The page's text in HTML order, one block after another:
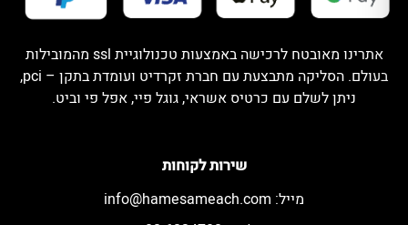
שירות לקוחות
מייל: info@hamesameach.com
אתרינו מאובטח לרכישה באמצעות טכנולוגיית ssl מהמובילות
בעולם. הסליקה מתבצעת עם חברת זקרדיט ועומדת בתקן – pci,
ניתן לשלם עם כרטיס אשראי, גוגל פיי, אפל פי וביט.